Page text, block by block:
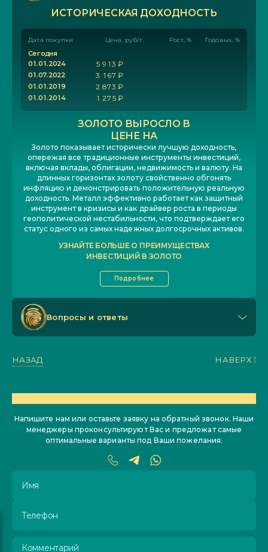
ИСТОРИЧЕСКАЯ ДОХОДНОСТЬ
Дата покупки Цена, руб/г. Рост, % Годовых, %
Сегодня
01.01.2024 5 9 1 3 ₽
01.07.2022 3 1 67 ₽
01.01.2019 2 873 ₽
01.01.2014 1 27 5 ₽
ЗОЛОТО ВЫРОСЛО В
ЦЕНЕ НА
Золото показывает исторически лучшую доходность,
опережая все традиционные инструменты инвестиций,
включая вклады, облигации, недвижимость и валюту. На
длинных горизонтах золоту свойственно обгонять
инфляцию и демонстрировать положительную реальную
доходность. Металл эффективно работает как защитный
инструмент в кризисы и как драйвер роста в периоды
геополитической нестабильности, что подтверждает его
статус одного из самых надежных долгосрочных активов.
УЗНАЙТЕ БОЛЬШЕ О ПРЕИМУЩЕСТВАХ
ИНВЕСТИЦИЙ В ЗОЛОТО
Подробнее
Вопросы и ответы
НАЗАД НАВЕРХ
Напишите нам или оставьте заявку на обратный звонок. Наши
менеджеры проконсультируют Вас и предложат самые
оптимальные варианты под Ваши пожелания.
Комментарий